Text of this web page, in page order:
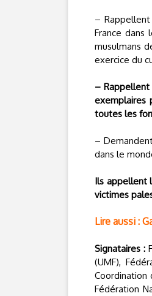
–
France dans
musulmans
exercice du
–
exemplaires
toutes les
–
dans le
Ils appellent
victimes
Lire aussi :
Signataires :
(UMF),
Coordination
Fédération